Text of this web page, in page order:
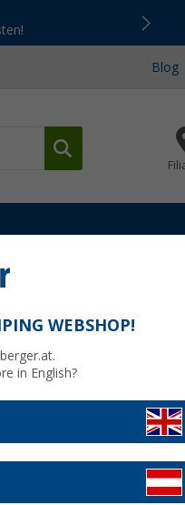
Blog
UVP151,99 €
135,- €
Preise inkl. MwSt.,
€
WEBSHOP!
in English?